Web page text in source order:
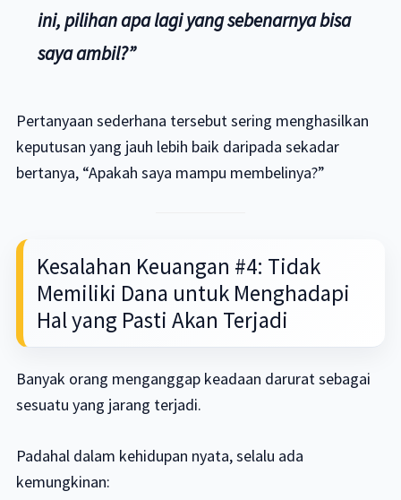
ini, pilihan apa lagi yang sebenarnya bisa
saya ambil?”
Pertanyaan sederhana tersebut sering menghasilkan
keputusan yang jauh lebih baik daripada sekadar
bertanya, “Apakah saya mampu membelinya?”
Kesalahan Keuangan #4: Tidak
Memiliki Dana untuk Menghadapi
Hal yang Pasti Akan Terjadi
Banyak orang menganggap keadaan darurat sebagai
sesuatu yang jarang terjadi.
Padahal dalam kehidupan nyata, selalu ada
kemungkinan: